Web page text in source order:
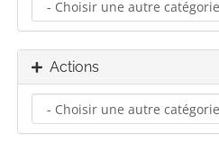
Actions